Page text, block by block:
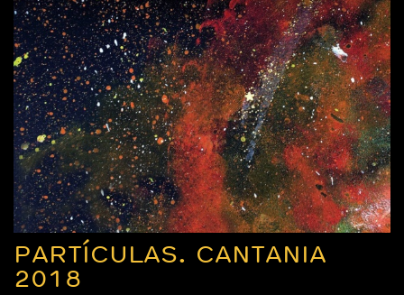
PARTÍCULAS. CANTANIA
2018